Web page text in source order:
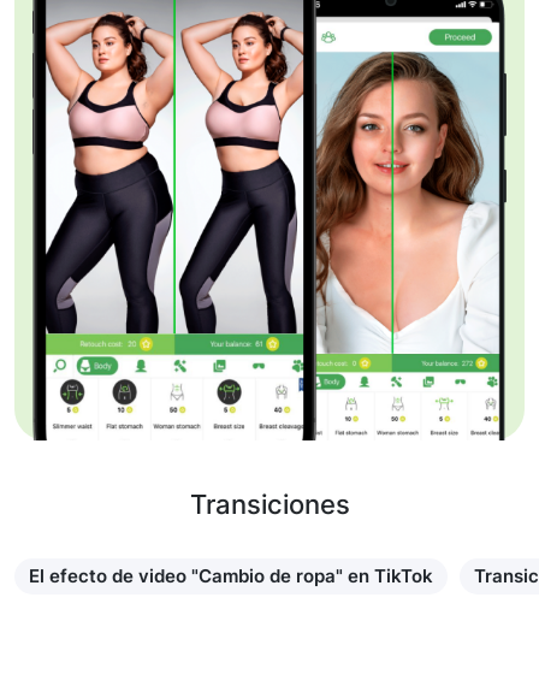
Transiciones
El efecto de video "Cambio de ropa" en TikTok